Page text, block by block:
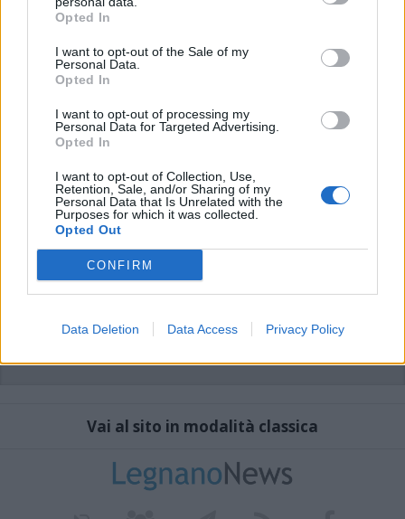
Opted In
I want to opt-out of the Sale of my
Personal Data.
Opted In
I want to opt-out of processing my
Personal Data for Targeted Advertising.
Opted In
I want to opt-out of Collection, Use,
Retention, Sale, and/or Sharing of my
Personal Data that Is Unrelated with the
Purposes for which it was collected.
Opted Out
CONFIRM
Data Deletion Data Access Privacy Policy
L'email è richiesta ma non verrà mostrata ai visitatori. Il contenuto di questo
commento esprime il pensiero dell'autore e non rappresenta la linea editoriale
commenti non sono testi giornalistici, ma post inviati dai singoli lettori che
possono essere automaticamente pubblicati senza filtro preventivo. I commenti
che includano uno o più link a siti esterni verranno rimossi in automatico dal
Vai al sito in modalità classica